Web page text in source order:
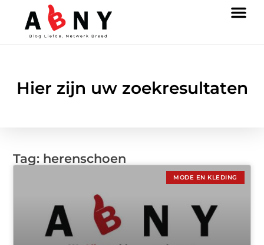
Hier zijn uw zoekresultaten
Tag: herenschoen
MODE EN KLEDING